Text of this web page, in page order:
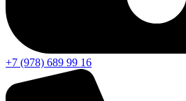
+7 (978) 689 99 16